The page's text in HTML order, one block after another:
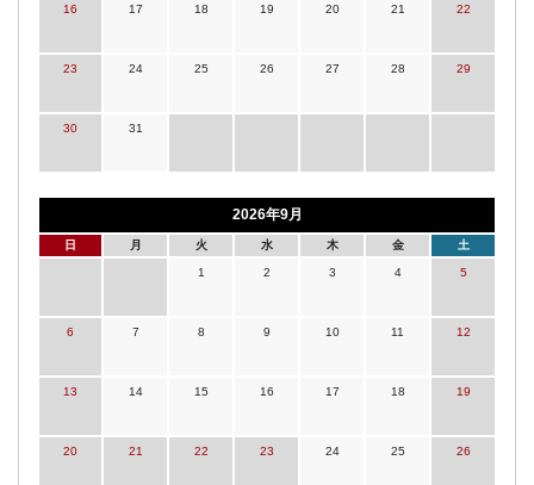
16 17 18 19 20 21 22
23 24 25 26 27 28 29
30 31
2026年9月
日 月 火 水 木 金 土
1 2 3 4 5
6 7 8 9 10 11 12
13 14 15 16 17 18 19
20 21 22 23 24 25 26